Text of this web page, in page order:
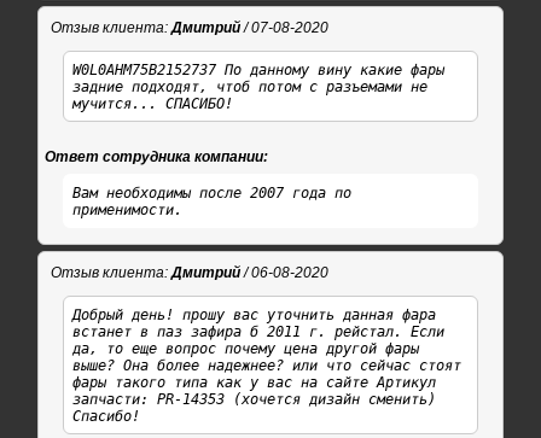
Отзыв клиента:Дмитрий/ 07-08-2020
W0L0AHM75B2152737 По данному вину какие фары
задние подходят, чтоб потом с разъемами не
мучится... СПАСИБО!
Ответ сотрудника компании:
Вам необходимы после 2007 года по
применимости.
Отзыв клиента: Дмитрий/ 06-08-2020
Добрый день! прошу вас уточнить данная фара
встанет в паз зафира б 2011 г. рейстал. Если
да, то еще вопрос почему цена другой фары
выше? Она более надежнее? или что сейчас стоят
фары такого типа как у вас на сайте Артикул
запчасти: PR-14353 (хочется дизайн сменить)
Спасибо!